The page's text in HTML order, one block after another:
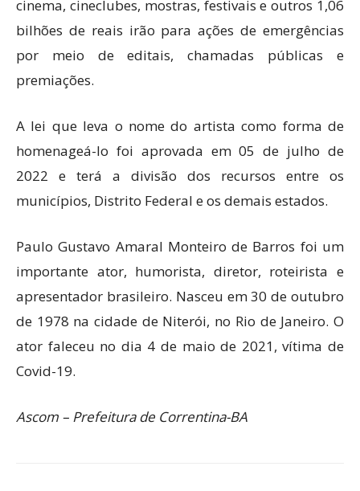
cinema, cineclubes, mostras, festivais e outros 1,06
bilhões de reais irão para ações de emergências
por meio de editais, chamadas públicas e
premiações.
A lei que leva o nome do artista como forma de
homenageá-lo foi aprovada em 05 de julho de
2022 e terá a divisão dos recursos entre os
municípios, Distrito Federal e os demais estados.
Paulo Gustavo Amaral Monteiro de Barros foi um
importante ator, humorista, diretor, roteirista e
apresentador brasileiro. Nasceu em 30 de outubro
de 1978 na cidade de Niterói, no Rio de Janeiro. O
ator faleceu no dia 4 de maio de 2021, vítima de
Covid-19.
Ascom – Prefeitura de Correntina-BA